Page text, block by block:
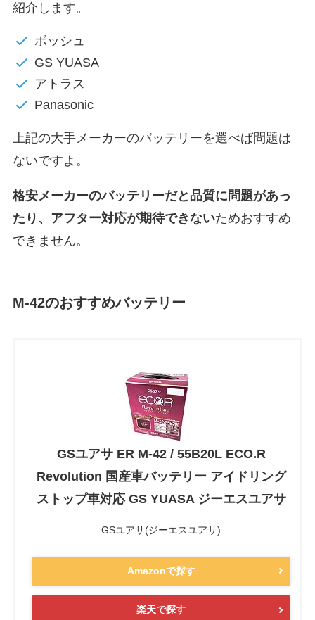
紹介します。
ボッシュ
GS YUASA
アトラス
Panasonic
上記の大手メーカーのバッテリーを選べば問題は
ないですよ。
格安メーカーのバッテリーだと 品質に問題があっ
たり、アフター対応が期待できないためおすすめ
できません。
M-42のおすすめバッテリー
GSユアサ ER M-42 / 55B20L ECO.R
Revolution 国産車バッテリー アイドリング
ストップ車対応 GS YUASA ジーエスユアサ
GSユアサ(ジーエスユアサ)
Amazonで探す
楽天で探す